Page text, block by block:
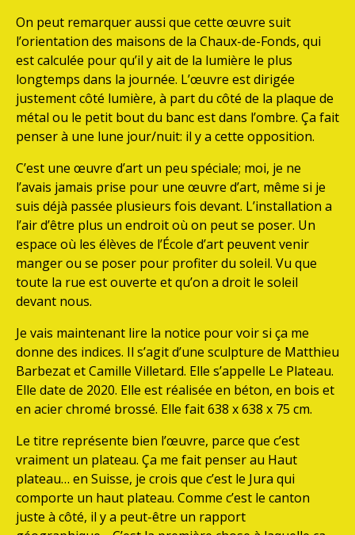
On peut remarquer aussi que cette œuvre suit
l’orientation des maisons de la Chaux-de-Fonds, qui
est calculée pour qu’il y ait de la lumière le plus
longtemps dans la journée. L’œuvre est dirigée
justement côté lumière, à part du côté de la plaque de
métal ou le petit bout du banc est dans l’ombre. Ça fait
penser à une lune jour/nuit: il y a cette opposition.
C’est une œuvre d’art un peu spéciale; moi, je ne
l’avais jamais prise pour une œuvre d’art, même si je
suis déjà passée plusieurs fois devant. L’installation a
l’air d’être plus un endroit où on peut se poser. Un
espace où les élèves de l’École d’art peuvent venir
manger ou se poser pour profiter du soleil. Vu que
toute la rue est ouverte et qu’on a droit le soleil
devant nous.
Je vais maintenant lire la notice pour voir si ça me
donne des indices. Il s’agit d’une sculpture de Matthieu
Barbezat et Camille Villetard. Elle s’appelle Le Plateau.
Elle date de 2020. Elle est réalisée en béton, en bois et
en acier chromé brossé. Elle fait 638 x 638 x 75 cm.
Le titre représente bien l’œuvre, parce que c’est
vraiment un plateau. Ça me fait penser au Haut
plateau… en Suisse, je crois que c’est le Jura qui
comporte un haut plateau. Comme c’est le canton
juste à côté, il y a peut-être un rapport